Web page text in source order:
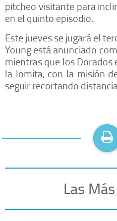
pitcheo visitante para
en el quinto episodio.
Este jueves se jugará el
Young está anunciado
mientras que los Dorados
la lomita, con la misión
seguir recortando
Las